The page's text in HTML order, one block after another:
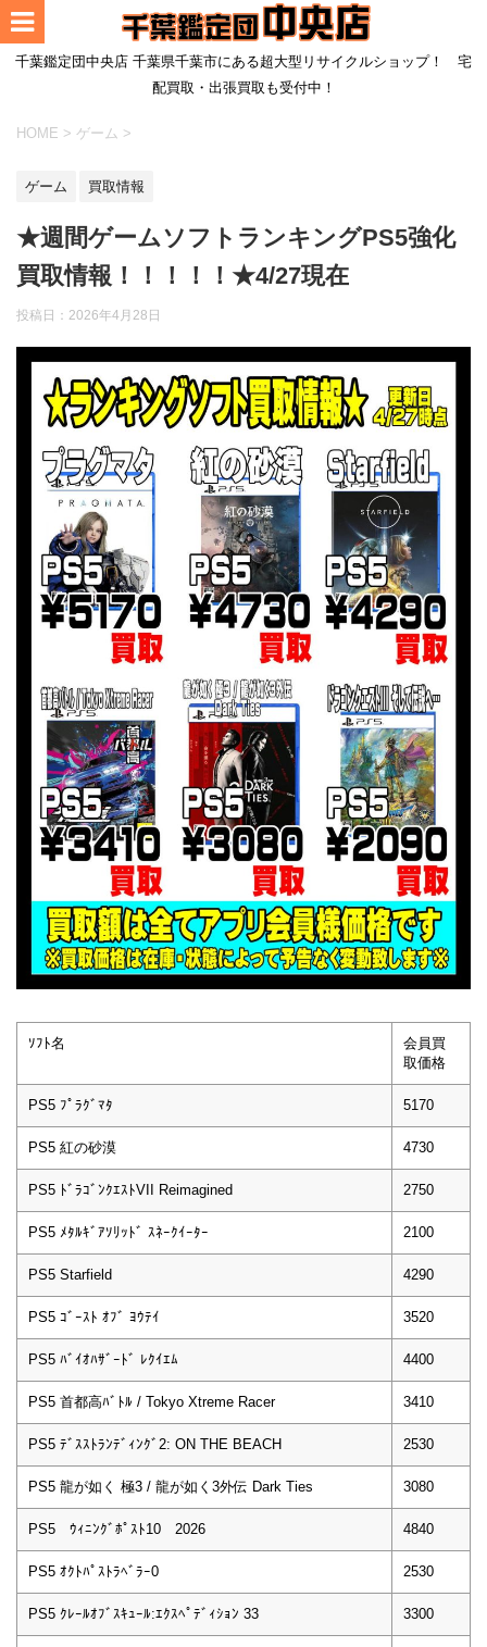
千葉鑑定団中央店 千葉県千葉市にある超大型リサイクルショップ！ 宅
配買取・出張買取も受付中！
HOME > ゲーム >
ゲーム 買取情報
★週間ゲームソフトランキングPS5強化
買取情報！！！！！★4/27現在
投稿日： 2026年4月28日
ｿﾌﾄ名
会員買
取価格
PS5 ﾌﾟﾗｸﾞﾏﾀ 5170
PS5 紅の砂漠 4730
PS5 ﾄﾞﾗｺﾞﾝｸｴｽﾄVII Reimagined 2750
PS5 ﾒﾀﾙｷﾞｱｿﾘｯﾄﾞ ｽﾈｰｸｲｰﾀｰ 2100
PS5 Starfield 4290
PS5 ｺﾞｰｽﾄ ｵﾌﾞ ﾖｳﾃｲ 3520
PS5 ﾊﾞｲｵﾊｻﾞｰﾄﾞ ﾚｸｲｴﾑ 4400
PS5 首都高ﾊﾞﾄﾙ / Tokyo Xtreme Racer 3410
PS5 ﾃﾞｽｽﾄﾗﾝﾃﾞｨﾝｸﾞ2: ON THE BEACH 2530
PS5 龍が如く 極3 / 龍が如く3外伝 Dark Ties 3080
PS5 ｳｨﾆﾝｸﾞﾎﾟｽﾄ10 2026 4840
PS5 ｵｸﾄﾊﾟｽﾄﾗﾍﾞﾗｰ0 2530
PS5 ｸﾚｰﾙｵﾌﾞｽｷｭｰﾙ:ｴｸｽﾍﾟﾃﾞｨｼｮﾝ 33 3300